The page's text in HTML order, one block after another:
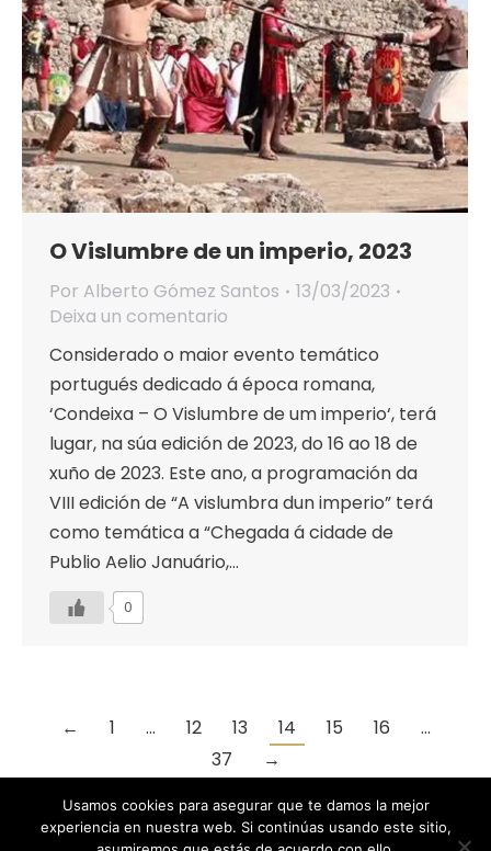
O Vislumbre de un imperio, 2023
Por Alberto Gómez Santos
13/03/2023
Deixa un comentario
Considerado o maior evento temático
portugués dedicado á época romana,
‘Condeixa – O Vislumbre de um imperio‘, terá
lugar, na súa edición de 2023, do 16 ao 18 de
xuño de 2023. Este ano, a programación da
VIII edición de “A vislumbra dun imperio” terá
como temática a “Chegada á cidade de
Publio Aelio Januário,…
0
← 1 … 12 13 14 15 16
…
37
→
Usamos cookies para asegurar que te damos la mejor
experiencia en nuestra web. Si continúas usando este sitio,